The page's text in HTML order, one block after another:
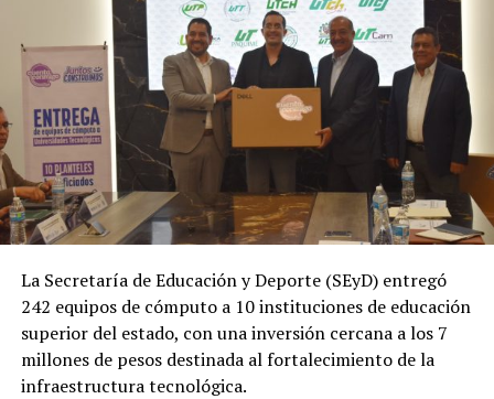
La Secretaría de Educación y Deporte (SEyD) entregó
242 equipos de cómputo a 10 instituciones de educación
superior del estado, con una inversión cercana a los 7
millones de pesos destinada al fortalecimiento de la
infraestructura tecnológica.